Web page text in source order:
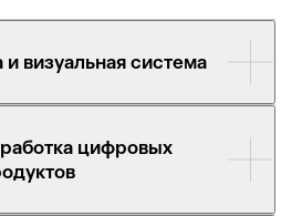
визуальная система
логотипа, фирменной
шрифтов
гайдлайн
соцсетей, печатных
цифровых